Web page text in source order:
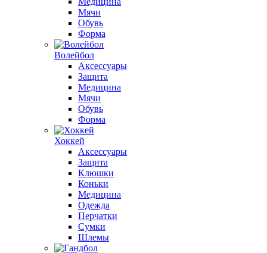
Мячи
Обувь
Форма
Волейбол
Аксессуары
Защита
Медицина
Мячи
Обувь
Форма
Хоккей
Аксессуары
Защита
Клюшки
Коньки
Медицина
Одежда
Перчатки
Сумки
Шлемы